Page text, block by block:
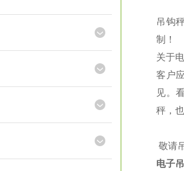
吊钩
制！
关于
客户
见。
秤，
敬请
电子